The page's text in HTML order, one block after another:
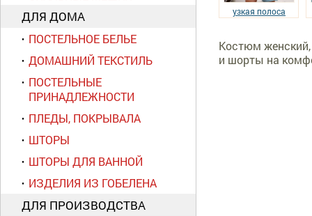
ДЛЯ ДОМА
ПОСТЕЛЬНОЕ БЕЛЬЕ
ДОМАШНИЙ ТЕКСТИЛЬ
ПОСТЕЛЬНЫЕ
ПРИНАДЛЕЖНОСТИ
ПЛЕДЫ, ПОКРЫВАЛА
ШТОРЫ
ШТОРЫ ДЛЯ ВАННОЙ
ИЗДЕЛИЯ ИЗ ГОБЕЛЕНА
ДЛЯ ПРОИЗВОДСТВА
узкая полоса
Костюм женский,
и шорты на